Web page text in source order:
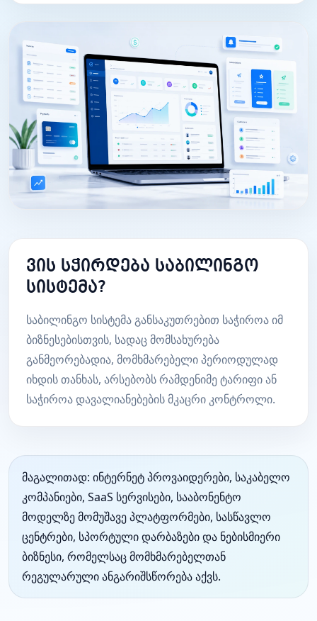
ვის სჭირდება საბილინგო
სისტემა?
საბილინგო სისტემა განსაკუთრებით საჭიროა იმ
ბიზნესებისთვის, სადაც მომსახურება
განმეორებადია, მომხმარებელი პერიოდულად
იხდის თანხას, არსებობს რამდენიმე ტარიფი ან
საჭიროა დავალიანებების მკაცრი კონტროლი.
მაგალითად: ინტერნეტ პროვაიდერები, საკაბელო
კომპანიები, SaaS სერვისები, სააბონენტო
მოდელზე მომუშავე პლატფორმები, სასწავლო
ცენტრები, სპორტული დარბაზები და ნებისმიერი
ბიზნესი, რომელსაც მომხმარებელთან
რეგულარული ანგარიშსწორება აქვს.